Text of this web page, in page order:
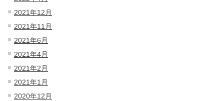
2021年12月
2021年11月
2021年6月
2021年4月
2021年2月
2021年1月
2020年12月